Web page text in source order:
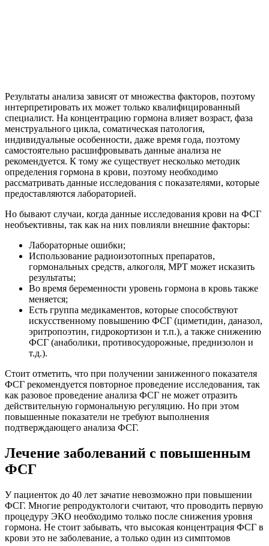
Результаты анализа зависят от множества факторов, поэтому
интерпретировать их может только квалифицированный
специалист. На концентрацию гормона влияет возраст, фаза
менструального цикла, соматическая патология,
индивидуальные особенности, даже время года, поэтому
самостоятельно расшифровывать данные анализа не
рекомендуется. К тому же существует несколько методик
определения гормона в крови, поэтому необходимо
рассматривать данные исследования с показателями, которые
предоставляются лабораторией.
Но бывают случаи, когда данные исследования крови на ФСГ
необъективны, так как на них повлияли внешние факторы:
Лабораторные ошибки;
Использование радиоизотопных препаратов,
гормональных средств, алкоголя, МРТ может исказить
результаты;
Во время беременности уровень гормона в кровь также
меняется;
Есть группа медикаментов, которые способствуют
искусственному повышению ФСГ (циметидин, даназол,
эритропоэтин, гидрокортизон и т.п.), а также снижению
ФСГ (анаболики, противосудорожные, преднизолон и
т.д.).
Стоит отметить, что при получении заниженного показателя
ФСГ рекомендуется повторное проведение исследования, так
как разовое проведение анализа ФСГ не может отразить
действительную гормональную регуляцию. Но при этом
повышенные показатели не требуют выполнения
подтверждающего анализа ФСГ.
Лечение заболеваний с повышенным
ФСГ
У пациенток до 40 лет зачатие невозможно при повышении
ФСГ. Многие репродуктологи считают, что проводить первую
процедуру ЭКО необходимо только после снижения уровня
гормона. Не стоит забывать, что высокая концентрация ФСГ в
крови это не заболевание, а только один из симптомов